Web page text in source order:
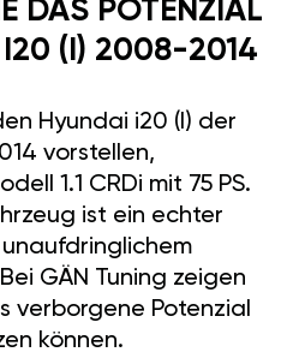
DAS POTENZIAL
I20 (I) 2008-2014
Hyundai i20 (I) der
vorstellen,
1.1 CRDi mit 75 PS.
ist ein echter
GÄN Tuning zeigen
verborgene Potenzial
können.